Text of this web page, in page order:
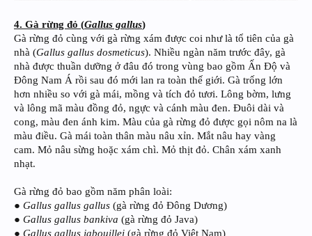
4. Gà rừng đỏ (Gallus gallus)
Gà rừng đỏ cùng với gà rừng xám được coi như là tổ tiên của gà
nhà (Gallus gallus dosmeticus). Nhiều ngàn năm trước đây, gà
nhà được thuần dưỡng ở đâu đó trong vùng bao gồm Ấn Độ và
Đông Nam Á rồi sau đó mới lan ra toàn thế giới. Gà trống lớn
hơn nhiều so với gà mái, mồng và tích đỏ tươi. Lông bờm, lưng
và lông mã màu đồng đỏ, ngực và cánh màu đen. Đuôi dài và
cong, màu đen ánh kim. Màu của gà rừng đỏ được gọi nôm na là
màu điều. Gà mái toàn thân màu nâu xỉn. Mắt nâu hay vàng
cam. Mỏ nâu sừng hoặc xám chì. Mỏ thịt đỏ. Chân xám xanh
nhạt.
Gà rừng đỏ bao gồm năm phân loài:
● Gallus gallus gallus (gà rừng đỏ Đông Dương)
● Gallus gallus bankiva (gà rừng đỏ Java)
● Gallus gallus jabouillei (gà rừng đỏ Việt Nam)